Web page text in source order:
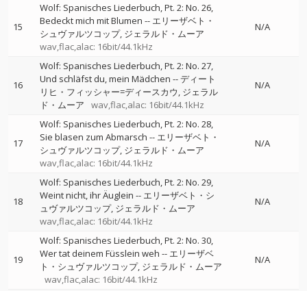
15
Wolf: Spanisches Liederbuch, Pt. 2: No. 26,
Bedeckt mich mit Blumen -- エリーザベト・
シュヴァルツコップ ジェラルド・ムーア
wav,flac,alac: 16bit/44.1kHz
N/A
16
Wolf: Spanisches Liederbuch, Pt. 2: No. 27,
Und schläfst du, mein Mädchen --ディート
リヒ・フィッシャー=ディースカウ ジェラル
ド・ムーア
wav,flac,alac: 16bit/44.1kHz
N/A
17
Wolf: Spanisches Liederbuch, Pt. 2: No. 28,
Sie blasen zum Abmarsch -- エリーザベト・
シュヴァルツコップ ジェラルド・ムーア
wav,flac,alac: 16bit/44.1kHz
N/A
18
Wolf: Spanisches Liederbuch, Pt. 2: No. 29,
Weint nicht, ihr Äuglein -- エリーザベト・シ
ュヴァルツコップ ジェラルド・ムーア
wav,flac,alac: 16bit/44.1kHz
N/A
19
Wolf: Spanisches Liederbuch, Pt. 2: No. 30,
Wer tat deinem Füsslein weh -- エリーザベ
ト・シュヴァルツコップ ジェラルド・ムーア
wav,flac,alac: 16bit/44.1kHz
N/A